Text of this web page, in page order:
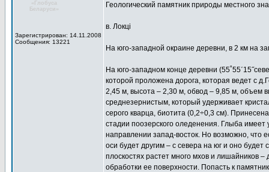
«Глобуса
Беларуси»
Зарегистрирован: 14.11.2008
Сообщения: 13221
Геологический памятник природы местного
в. Локці
На юго-западной окраине деревни, в 2 км на
На юго-западном конце деревни
которой проложена дорога, которая ведет с
2,45 м, высота – 2,30 м, обвод – 9,85 м, объем
среднезернистым, который удерживает
серого кварца, биотита (0,2÷0,3 см).
стадии поозерского оледенения. Глыба
направлении запад-восток. Но возможно, что
оси будет другим – с севера на юг и оно
плоскостях растет много мхов и лишайников
обработки ее поверхности. Попасть к